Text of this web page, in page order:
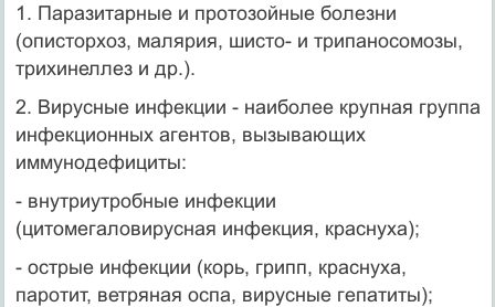
1. Паразитарные и протозойные болезни
(описторхоз, малярия, шисто- и трипаносомозы,
трихинеллез и др.).
2. Вирусные инфекции - наиболее крупная группа
инфекционных агентов, вызывающих
иммунодефициты:
- внутриутробные инфекции
(цитомегаловирусная инфекция, краснуха);
- острые инфекции (корь, грипп, краснуха,
паротит, ветряная оспа, вирусные гепатиты);